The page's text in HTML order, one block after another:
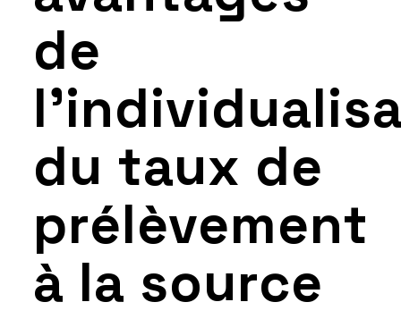
de
du taux de
prélèvement
à la source